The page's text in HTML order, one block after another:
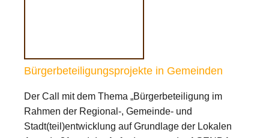
Bürgerbeteiligungsprojekte in Gemeinden
Der Call mit dem Thema „Bürgerbeteiligung im
Rahmen der Regional-, Gemeinde- und
Stadt(teil)entwicklung auf Grundlage der Lokalen